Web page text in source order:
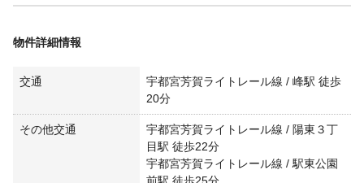
物件詳細情報
交通
宇都宮芳賀ライトレール線 / 峰駅 徒歩
20分
その他交通
宇都宮芳賀ライトレール線 / 陽東３丁
目駅 徒歩22分
宇都宮芳賀ライトレール線 / 駅東公園